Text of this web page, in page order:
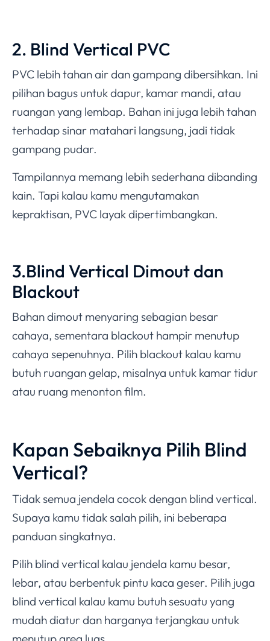
2. Blind Vertical PVC
PVC lebih tahan air dan gampang dibersihkan. Ini
pilihan bagus untuk dapur, kamar mandi, atau
ruangan yang lembap. Bahan ini juga lebih tahan
terhadap sinar matahari langsung, jadi tidak
gampang pudar.
Tampilannya memang lebih sederhana dibanding
kain. Tapi kalau kamu mengutamakan
kepraktisan, PVC layak dipertimbangkan.
3.Blind Vertical Dimout dan
Blackout
Bahan dimout menyaring sebagian besar
cahaya, sementara blackout hampir menutup
cahaya sepenuhnya. Pilih blackout kalau kamu
butuh ruangan gelap, misalnya untuk kamar tidur
atau ruang menonton film.
Kapan Sebaiknya Pilih Blind
Vertical?
Tidak semua jendela cocok dengan blind vertical.
Supaya kamu tidak salah pilih, ini beberapa
panduan singkatnya.
Pilih blind vertical kalau jendela kamu besar,
lebar, atau berbentuk pintu kaca geser. Pilih juga
blind vertical kalau kamu butuh sesuatu yang
mudah diatur dan harganya terjangkau untuk